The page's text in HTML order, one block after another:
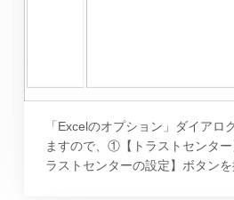
「Excelのオプション」ダイアロ
ますので、①【トラストセンタ
ラストセンターの設定】ボタンを